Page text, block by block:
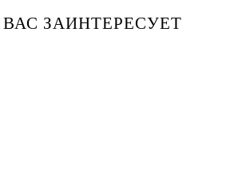
ЗАИНТЕРЕСУЕТ